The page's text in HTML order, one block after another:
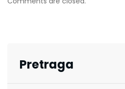
Pretraga